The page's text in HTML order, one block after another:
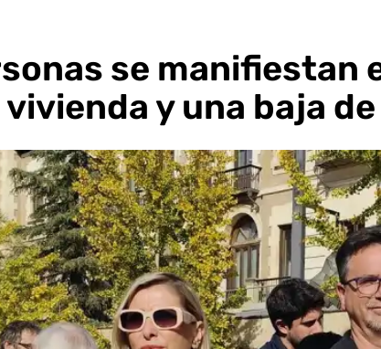
se manifiestan
vivienda y una baja de